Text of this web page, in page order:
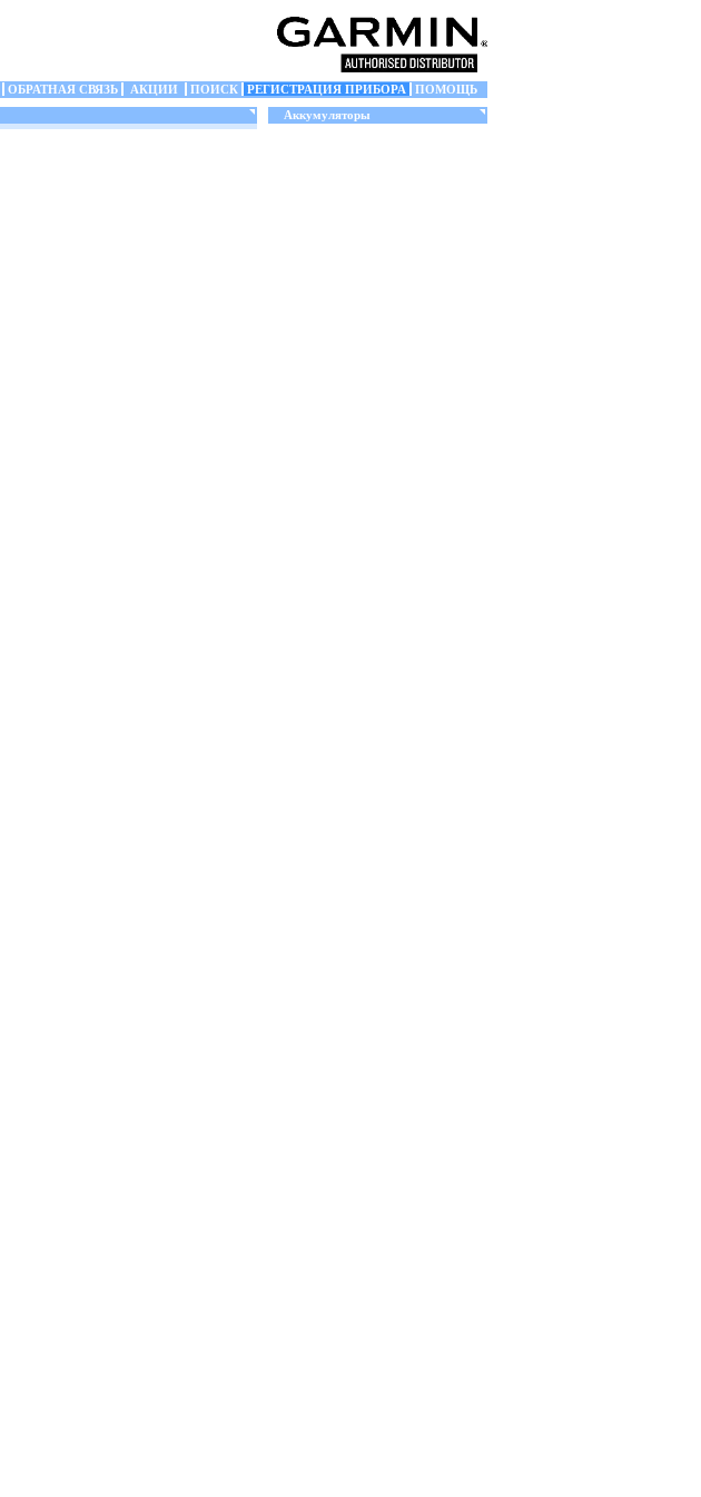
ОБРАТНАЯ СВЯЗЬ АКЦИИ ПОИСК РЕГИСТРАЦИЯ ПРИБОРА
ПОМОЩЬ
Аккумуляторы